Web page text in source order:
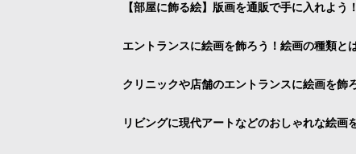
【部屋に飾る絵】版画を通販で手に入れよ
エントランスに絵画を飾ろう！絵画の種類と
クリニックや店舗のエントランスに絵画を飾
リビングに現代アートなどのおしゃれな絵画